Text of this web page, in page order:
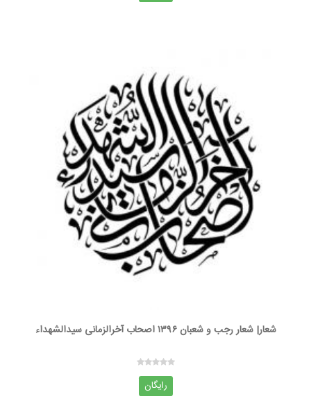
شعار| شعار رجب و شعبان ۱۳۹۶ اصحاب آخرالزمانی سیدالشهداء
رایگان